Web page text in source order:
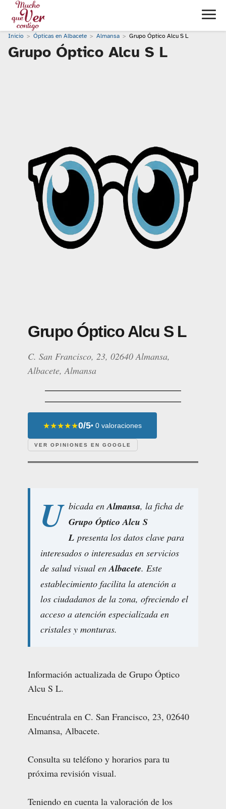
Inicio Ópticas en Albacete Almansa Grupo Óptico Alcu S L
Grupo Óptico Alcu S L
Grupo Óptico Alcu S L
C. San Francisco, 23, 02640 Almansa,
Albacete, Almansa
★★★★★0/5• 0 valoraciones
VER OPINIONES EN GOOGLE
U bicada enAlmansa, la ficha de
Grupo Óptico Alcu S
L presenta los datos clave para
interesados o interesadas en servicios
de salud visual enAlbacete. Este
establecimiento facilita la atención a
los ciudadanos de la zona, ofreciendo el
acceso a atención especializada en
cristales y monturas.
Información actualizada de Grupo Óptico
Alcu S L.
Encuéntrala en C. San Francisco, 23, 02640
Almansa, Albacete.
Consulta su teléfono y horarios para tu
próxima revisión visual.
Teniendo en cuenta la valoración de los